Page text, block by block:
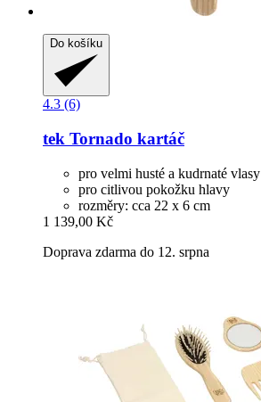
Do košíku
4.3 (6)
tek Tornado kartáč
pro velmi husté a kudrnaté vlasy
pro citlivou pokožku hlavy
rozměry: cca 22 x 6 cm
1 139,00 Kč
Doprava zdarma do 12. srpna